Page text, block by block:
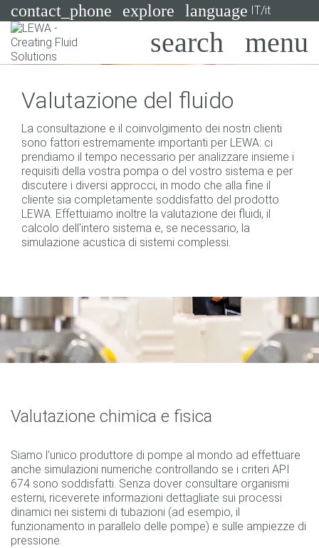
contact_phone explore language IT/it
Search
Sistemi
Industrie
Applicazioni
Servizi
Consulenza
Valutazione del fluido
La consultazione e il coinvolgimento dei nostri clienti
sono fattori estremamente importanti per LEWA: ci
prendiamo il tempo necessario per analizzare insieme i
requisiti della vostra pompa o del vostro sistema e per
discutere i diversi approcci, in modo che alla fine il
cliente sia completamente soddisfatto del prodotto
LEWA. Effettuiamo inoltre la valutazione dei fluidi, il
calcolo dell'intero sistema e, se necessario, la
simulazione acustica di sistemi complessi.
Valutazione chimica e fisica
Siamo l'unico produttore di pompe al mondo ad effettuare
anche simulazioni numeriche controllando se i criteri API
674 sono soddisfatti. Senza dover consultare organismi
esterni, riceverete informazioni dettagliate sui processi
dinamici nei sistemi di tubazioni (ad esempio, il
funzionamento in parallelo delle pompe) e sulle ampiezze di
pressione.